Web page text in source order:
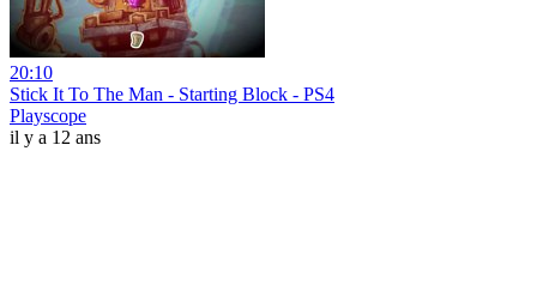
20:10
Stick It To The Man - Starting Block - PS4
Playscope
il y a 12 ans